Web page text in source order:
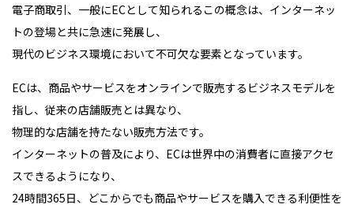
電子商取引、一般にECとして知られるこの概念は、インターネッ
トの登場と共に急速に発展し、
現代のビジネス環境において不可欠な要素となっています。
ECは、商品やサービスをオンラインで販売するビジネスモデルを
指し、従来の店舗販売とは異なり、
物理的な店舗を持たない販売方法です。
インターネットの普及により、ECは世界中の消費者に直接アクセ
スできるようになり、
24時間365日、どこからでも商品やサービスを購入できる利便性を